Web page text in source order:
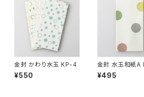
金封 かわり水玉 KP-4
¥550
金封 水玉和紙A
¥495